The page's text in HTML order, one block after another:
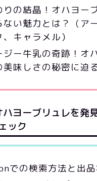
りの結晶！オハヨー
ない魅力とは？（ア
キャラメル）
ジー牛乳の奇跡！オ
美味しさの秘密に迫
ハヨーブリュレを発
ック
での検索方法と出